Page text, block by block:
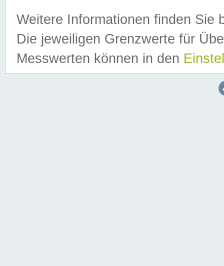
Weitere Informationen finden Sie
Die jeweiligen Grenzwerte für
Messwerten können in den